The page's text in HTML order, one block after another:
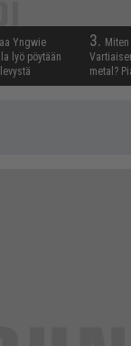
Yngwie
lyö pöytään
3.
metal?